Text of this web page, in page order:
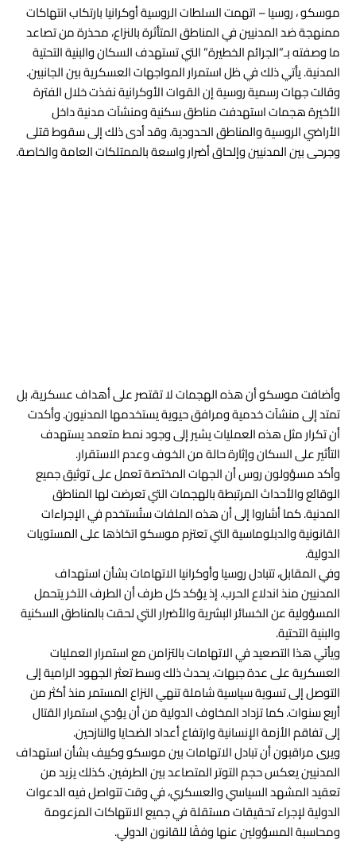
موسكو ، روسيا – اتهمت السلطاتالروسيةأوكرانيا بارتكاب انتهاكات
ممنهجة ضد المدنيين في المناطق المتأثرة بالنزاع، محذرة من تصاعد
ما وصفته بـ”الجرائم الخطيرة” التي تستهدفالسكان والبنية التحتية
المدنية. يأتي ذلك في ظل استمرار المواجهات العسكرية بين الجانبين.
وقالت جهات رسمية روسية إن القوات الأوكرانية نفذت خلال الفترة
الأخيرة هجمات استهدفت مناطق سكنية ومنشآت مدنية داخل
الأراضي الروسية والمناطق الحدودية. وقد أدى ذلك إلى سقوط قتلى
وجرحى بين المدنيين وإلحاق أضرار واسعة بالممتلكات العامة والخاصة.
وأضافت موسكو أن هذه الهجمات لا تقتصر على أهداف عسكرية، بل
تمتد إلى منشآت خدمية ومرافق حيوية يستخدمها المدنيون. وأكدت
أن تكرار مثل هذه العمليات يشير إلى وجود نمط متعمد يستهدف
التأثير على السكان وإثارة حالة من الخوف وعدم الاستقرار.
وأكد مسؤولون روس أن الجهات المختصة تعمل على توثيق جميع
الوقائع والأحداث المرتبطة بالهجمات التي تعرضت لها المناطق
المدنية. كما أشاروا إلى أن هذه الملفات ستُستخدم في الإجراءات
القانونية والدبلوماسية التي تعتزم موسكو اتخاذها على المستويات
الدولية.
وفي المقابل، تتبادل روسيا وأوكرانيا الاتهامات بشأن استهداف
المدنيين منذ اندلاع الحرب. إذ يؤكد كل طرف أن الطرف الآخر يتحمل
المسؤولية عن الخسائر البشرية والأضرار التي لحقت بالمناطق السكنية
والبنية التحتية.
ويأتي هذا التصعيد في الاتهامات بالتزامن مع استمرار العمليات
العسكرية على عدة جبهات. يحدث ذلك وسط تعثر الجهود الرامية إلى
التوصل إلى تسوية سياسية شاملة تنهي النزاع المستمر منذ أكثر من
أربع سنوات. كما تزداد المخاوف الدولية من أن يؤدي استمرار القتال
إلى تفاقم الأزمة الإنسانية وارتفاع أعداد الضحايا والنازحين.
ويرى مراقبون أن تبادل الاتهامات بين موسكو وكييف بشأن استهداف
المدنيين يعكس حجم التوتر المتصاعد بين الطرفين. كذلك يزيد من
تعقيد المشهد السياسي والعسكري، في وقت تتواصل فيه الدعوات
الدولية لإجراء تحقيقات مستقلة في جميع الانتهاكات المزعومة
ومحاسبة المسؤولين عنها وفقًا للقانون الدولي.